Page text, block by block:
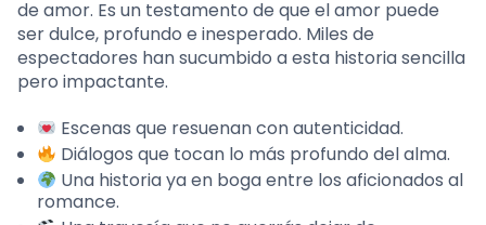
de amor. Es un testamento de que el amor puede
ser dulce, profundo e inesperado. Miles de
espectadores han sucumbido a esta historia sencilla
pero impactante.
Escenas que resuenan con autenticidad.
Diálogos que tocan lo más profundo del alma.
Una historia ya en boga entre los aficionados al
romance.